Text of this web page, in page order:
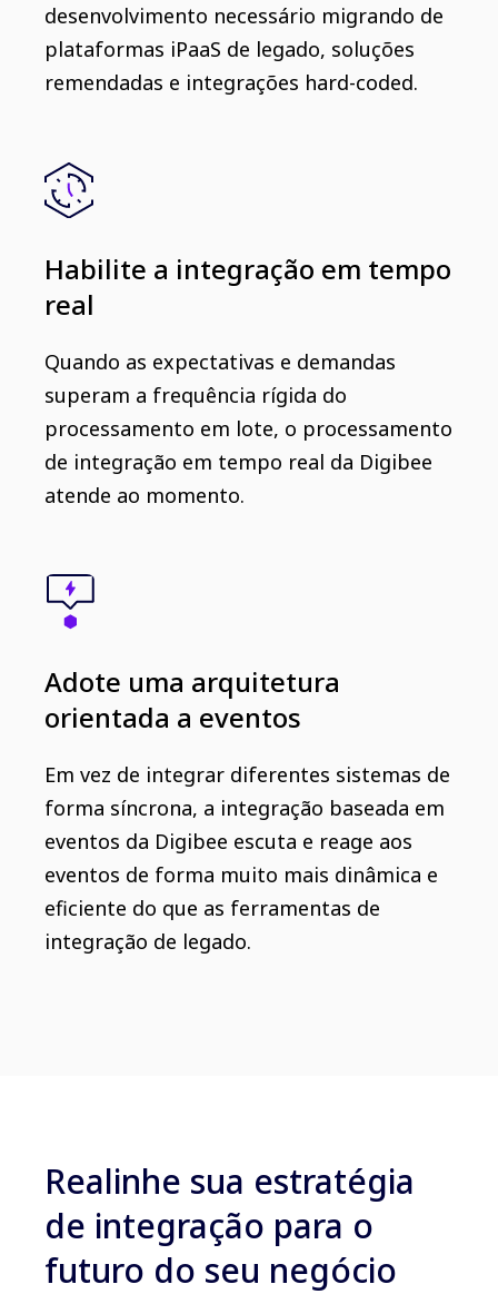
desenvolvimento necessário migrando de
plataformas iPaaS de legado, soluções
remendadas e integrações hard-coded.
Habilite a integração em tempo
real
Quando as expectativas e demandas
superam a frequência rígida do
processamento em lote, o processamento
de integração em tempo real da Digibee
atende ao momento.
Adote uma arquitetura
orientada a eventos
Em vez de integrar diferentes sistemas de
forma síncrona, a integração baseada em
eventos da Digibee escuta e reage aos
eventos de forma muito mais dinâmica e
eficiente do que as ferramentas de
integração de legado.
Realinhe sua estratégia
de integração para o
futuro do seu negócio